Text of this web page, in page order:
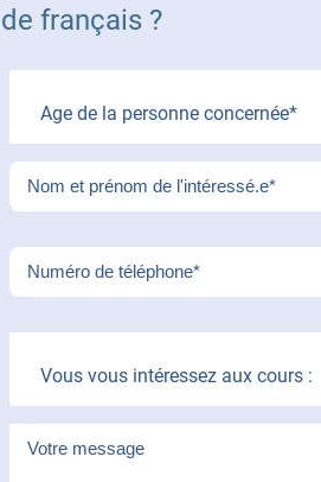
français ?
Age de la personne concernée*
Vous vous intéressez aux cours :